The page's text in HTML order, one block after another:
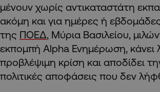
μένουν χωρίς αντικαταστάτη
ακόμη και για ημέρες ή
της ΠΟΕΔ, Μύρια Βασιλείου,
εκπομπή Alpha Ενημέρωση, κάνει
προβλέψιμη κρίση και αποδίδει
πολιτικές αποφάσεις που δεν